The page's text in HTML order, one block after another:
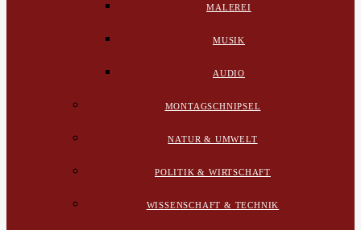
MALEREI
MUSIK
AUDIO
MONTAGSCHNIPSEL
NATUR & UMWELT
POLITIK & WIRTSCHAFT
WISSENSCHAFT & TECHNIK